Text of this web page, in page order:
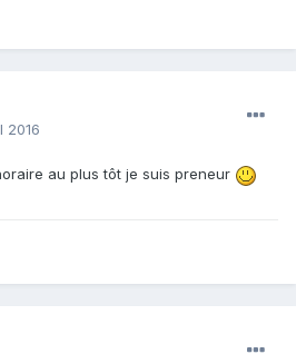
2016
au plus tôt je suis preneur